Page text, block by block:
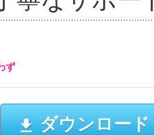
ず
ダウンロー